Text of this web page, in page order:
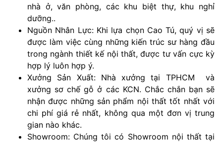
nhà ở, văn phòng, các khu biệt thự, khu nghỉ
dưỡng..
Nguồn Nhân Lực: Khi lựa chọn Cao Tú, quý vị sẽ
được làm việc cùng những kiến trúc sư hàng đầu
trong ngành thiết kế nội thất, được tư vấn cực kỳ
hợp lý luôn hợp ý.
Xưởng Sản Xuất: Nhà xưởng tại TPHCM và
xưởng sơ chế gỗ ở các KCN. Chắc chắn bạn sẽ
nhận được những sản phẩm nội thất tốt nhất với
chi phí giá rẻ nhất, không qua một đơn vị trung
gian nào khác.
Showroom: Chúng tôi có Showroom nội thất tại